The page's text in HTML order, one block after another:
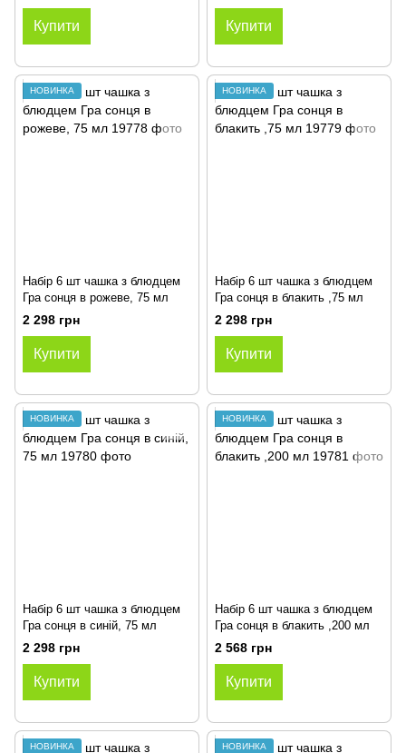
Купити Купити
НОВИНКА
Набір 6 шт чашка з блюдцем
Гра сонця в рожеве, 75 мл
2 298 грн
Купити
НОВИНКА
Набір 6 шт чашка з блюдцем
Гра сонця в блакить ,75 мл
2 298 грн
Купити
НОВИНКА
Набір 6 шт чашка з блюдцем
Гра сонця в синій, 75 мл
2 298 грн
Купити
НОВИНКА
Набір 6 шт чашка з блюдцем
Гра сонця в блакить ,200 мл
2 568 грн
Купити
НОВИНКА НОВИНКА